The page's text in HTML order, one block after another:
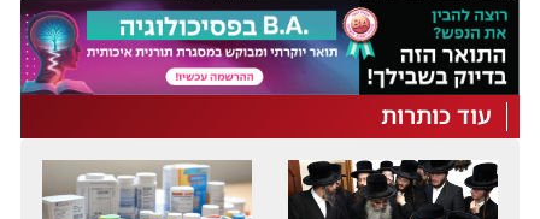
עוד כותרות